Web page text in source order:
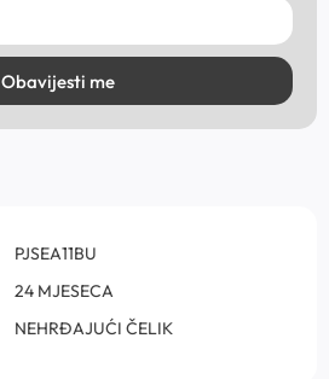
Obavijesti me
PJSEA11BU
24 MJESECA
NEHRĐAJUĆI ČELIK